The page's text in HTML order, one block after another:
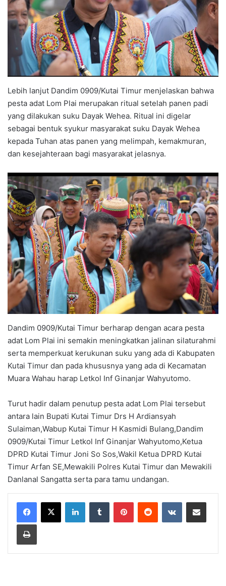
Lebih lanjut Dandim 0909/Kutai Timur menjelaskan bahwa
pesta adat Lom Plai merupakan ritual setelah panen padi
yang dilakukan suku Dayak Wehea. Ritual ini digelar
sebagai bentuk syukur masyarakat suku Dayak Wehea
kepada Tuhan atas panen yang melimpah, kemakmuran,
dan kesejahteraan bagi masyarakat jelasnya.
Dandim 0909/Kutai Timur berharap dengan acara pesta
adat Lom Plai ini semakin meningkatkan jalinan silaturahmi
serta memperkuat kerukunan suku yang ada di Kabupaten
Kutai Timur dan pada khususnya yang ada di Kecamatan
Muara Wahau harap Letkol Inf Ginanjar Wahyutomo.
Turut hadir dalam penutup pesta adat Lom Plai tersebut
antara lain Bupati Kutai Timur Drs H Ardiansyah
Sulaiman,Wabup Kutai Timur H Kasmidi Bulang,Dandim
0909/Kutai Timur Letkol Inf Ginanjar Wahyutomo,Ketua
DPRD Kutai Timur Joni So Sos,Wakil Ketua DPRD Kutai
Timur Arfan SE,Mewakili Polres Kutai Timur dan Mewakili
Danlanal Sangatta serta para tamu undangan.
LinkedInTumblr PinterestReddit VKontakteShare via Email
Print